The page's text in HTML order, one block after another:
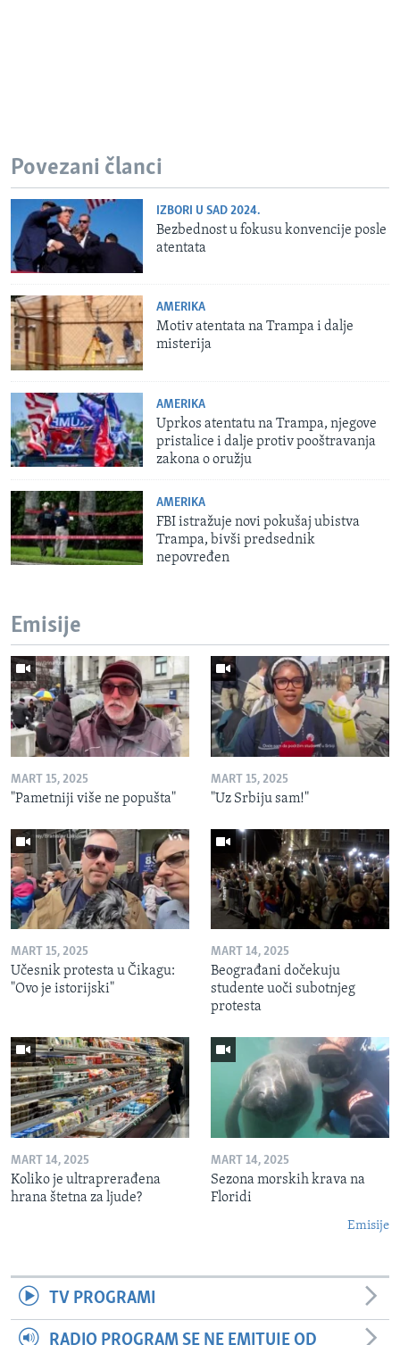
Povezani članci
IZBORI U SAD 2024.
Bezbednost u fokusu konvencije posle
atentata
AMERIKA
Motiv atentata na Trampa i dalje
misterija
AMERIKA
Uprkos atentatu na Trampa, njegove
pristalice i dalje protiv pooštravanja
zakona o oružju
AMERIKA
FBI istražuje novi pokušaj ubistva
Trampa, bivši predsednik
nepovređen
Emisije
MART 15, 2025
"Pametniji više ne popušta"
MART 15, 2025
"Uz Srbiju sam!"
MART 15, 2025
Učesnik protesta u Čikagu:
"Ovo je istorijski"
MART 14, 2025
Beograđani dočekuju
studente uoči subotnjeg
protesta
MART 14, 2025
Koliko je ultraprerađena
hrana štetna za ljude?
MART 14, 2025
Sezona morskih krava na
Floridi
Emisije
TV PROGRAMI
RADIO PROGRAM SE NE EMITUJE OD